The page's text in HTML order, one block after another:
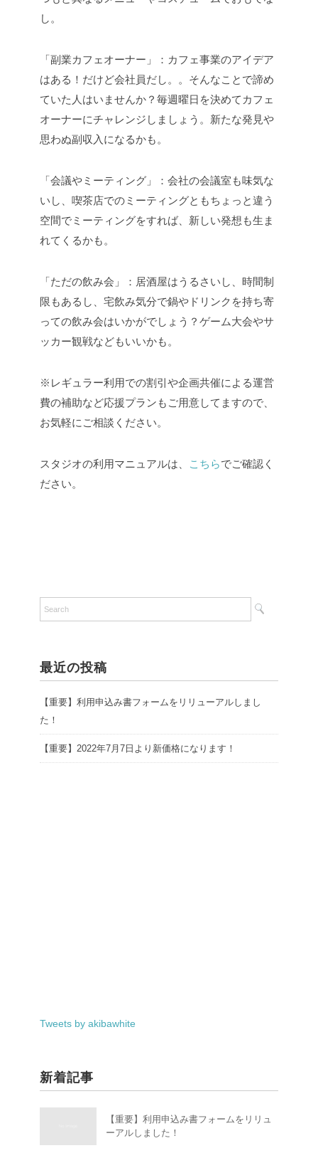
し。
「副業カフェオーナー」：カフェ事業のアイデア
はある！だけど会社員だし。。そんなことで諦め
ていた人はいませんか？毎週曜日を決めてカフェ
オーナーにチャレンジしましょう。新たな発見や
思わぬ副収入になるかも。
「会議やミーティング」：会社の会議室も味気な
いし、喫茶店でのミーティングともちょっと違う
空間でミーティングをすれば、新しい発想も生ま
れてくるかも。
「ただの飲み会」：居酒屋はうるさいし、時間制
限もあるし、宅飲み気分で鍋やドリンクを持ち寄
っての飲み会はいかがでしょう？ゲーム大会やサ
ッカー観戦などもいいかも。
※レギュラー利用での割引や企画共催による運営
費の補助など応援プランもご用意してますので、
お気軽にご相談ください。
スタジオの利用マニュアルは、 こちらでご確認く
ださい。
最近の投稿
【重要】利用申込み書フォームをリリューアルしまし
た！
【重要】2022年7月7日より新価格になります！
Tweets by akibawhite
新着記事
【重要】利用申込み書フォームをリリュ
ーアルしました！